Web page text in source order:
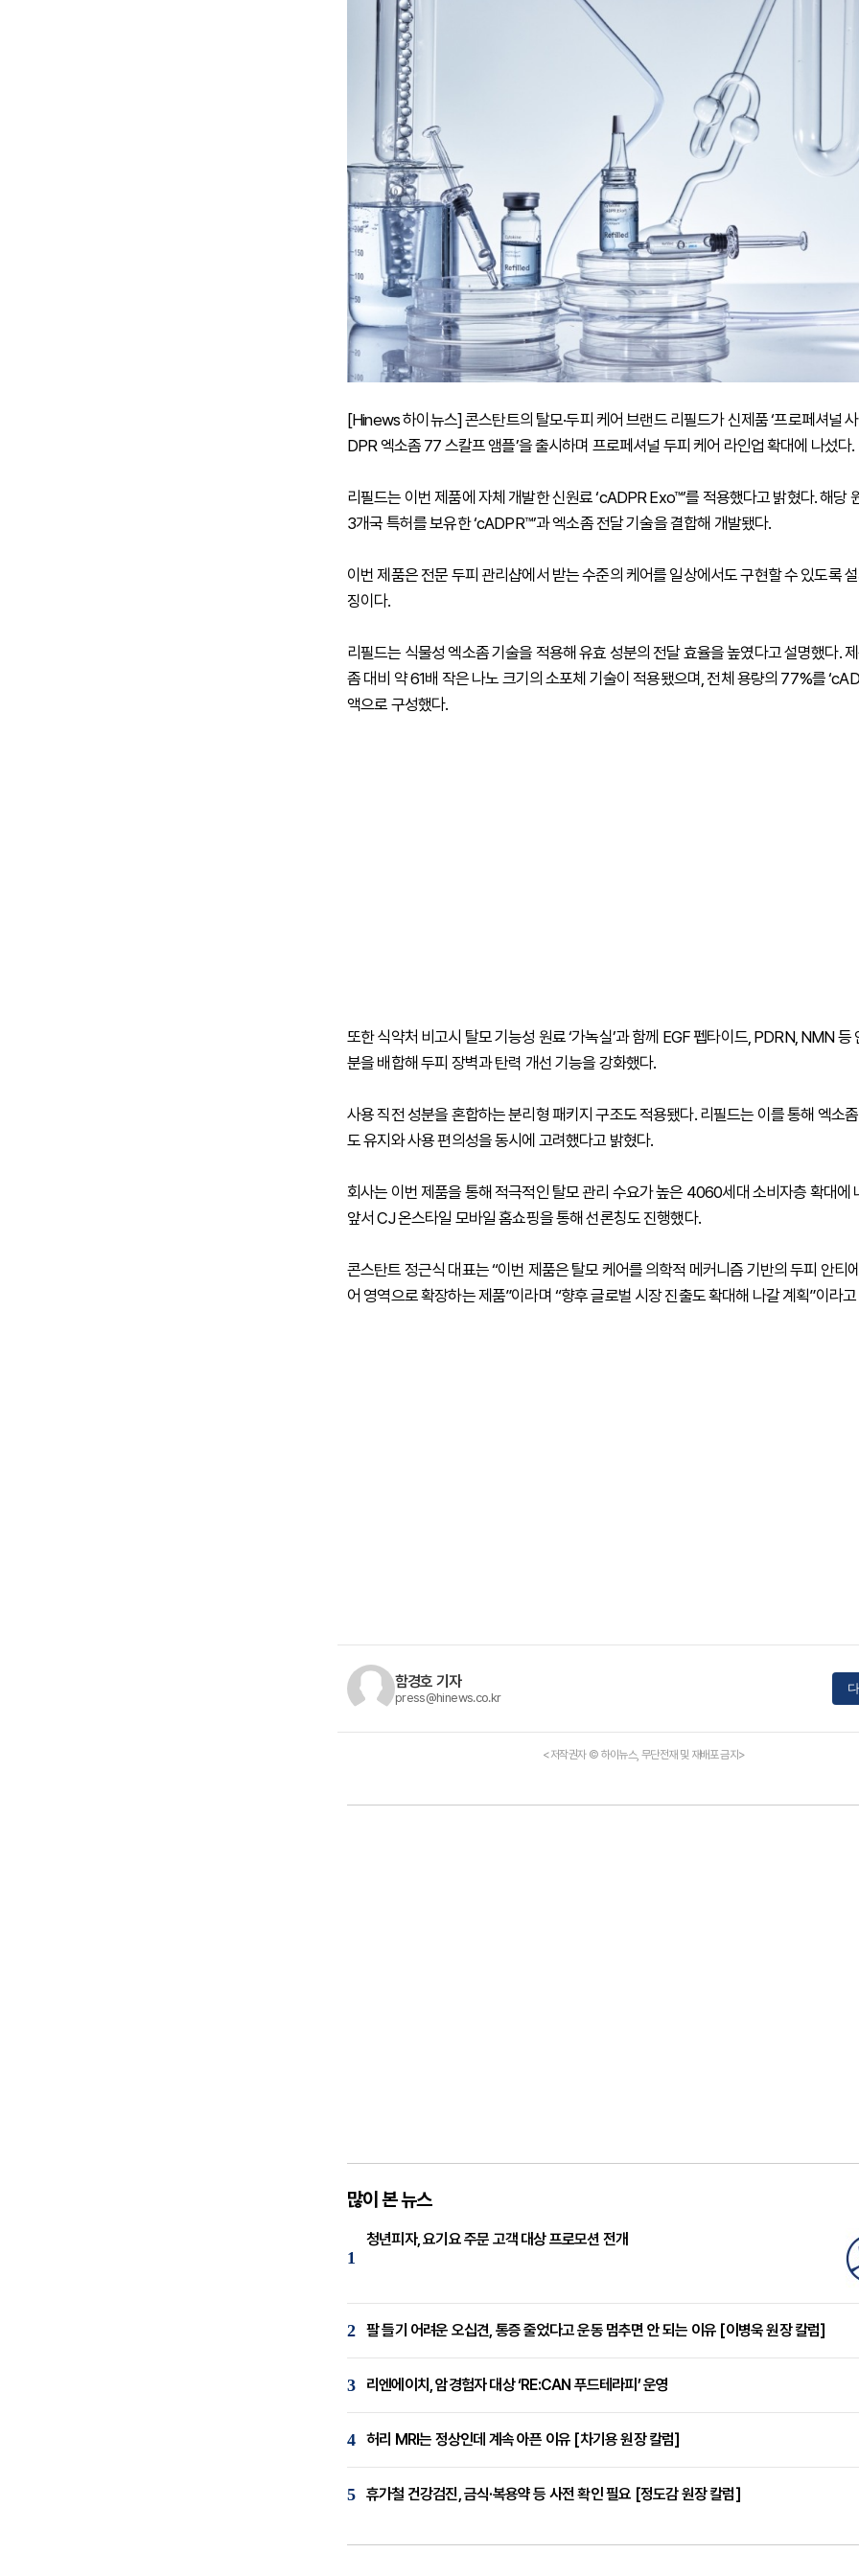
[Hinews 하이뉴스] 콘스탄트의 탈모·두피 케어 브랜드 리필드가 신제품 ‘프로페셔널
DPR 엑소좀 77 스칼프 앰플’을 출시하며 프로페셔널 두피 케어 라인업 확대에 나섰다.
리필드는 이번 제품에 자체 개발한 신원료 ‘cADPR Exo™’를 적용했다고 밝혔다. 해당
3개국 특허를 보유한 ‘cADPR™’과 엑소좀 전달 기술을 결합해 개발됐다.
이번 제품은 전문 두피 관리샵에서 받는 수준의 케어를 일상에서도 구현할 수 있도록
징이다.
리필드는 식물성 엑소좀 기술을 적용해 유효 성분의 전달 효율을 높였다고 설명했다.
좀 대비 약 61배 작은 나노 크기의 소포체 기술이 적용됐으며, 전체 용량의 77%를
액으로 구성했다.
또한 식약처 비고시 탈모 기능성 원료 ‘가녹실’과 함께 EGF 펩타이드, PDRN, NMN 등
분을 배합해 두피 장벽과 탄력 개선 기능을 강화했다.
사용 직전 성분을 혼합하는 분리형 패키지 구조도 적용됐다. 리필드는 이를 통해 엑소
도 유지와 사용 편의성을 동시에 고려했다고 밝혔다.
회사는 이번 제품을 통해 적극적인 탈모 관리 수요가 높은 4060세대 소비자층 확대에
앞서 CJ 온스타일 모바일 홈쇼핑을 통해 선론칭도 진행했다.
콘스탄트 정근식 대표는 “이번 제품은 탈모 케어를 의학적 메커니즘 기반의 두피 안티
어 영역으로 확장하는 제품”이라며 “향후 글로벌 시장 진출도 확대해 나갈 계획”이라
함경호 기자
press@hinews.co.kr
<저작권자 © 하이뉴스, 무단전재 및 재배포 금지>
많이 본 뉴스
1
청년피자, 요기요 주문 고객 대상 프로모션 전개
2 팔 들기 어려운 오십견, 통증 줄었다고 운동 멈추면 안 되는 이유 [이병욱 원장 칼럼]
3 리엔에이치, 암경험자 대상 ‘RE:CAN 푸드테라피’ 운영
4 허리 MRI는 정상인데 계속 아픈 이유 [차기용 원장 칼럼]
5 휴가철 건강검진, 금식·복용약 등 사전 확인 필요 [정도감 원장 칼럼]